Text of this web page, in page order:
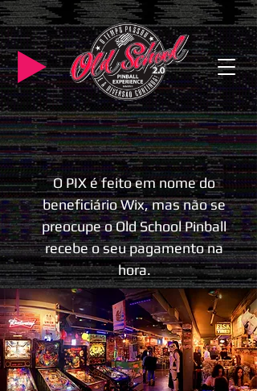
O PIX é feito em nome do
beneficiário Wix, mas não se
preocupe o Old School Pinball
recebe o seu pagamento na
hora.